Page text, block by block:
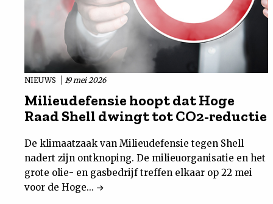
NIEUWS 19 mei 2026
Milieudefensie hoopt dat Hoge
Raad Shell dwingt tot CO2-reductie
De klimaatzaak van Milieudefensie tegen Shell
nadert zijn ontknoping. De milieuorganisatie en het
grote olie- en gasbedrijf treffen elkaar op 22 mei
voor de Hoge...